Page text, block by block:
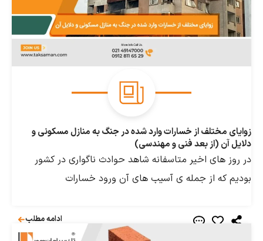
مختلف از خسارات وارد شده در جنگ به منازل مسکونی و
(از بعد فنی و مهندسی)
های اخیر متاسفانه شاهد حوادث ناگواری در کشور
که از جمله ی آسیب های آن ورود خسارات
ادامه مطلب